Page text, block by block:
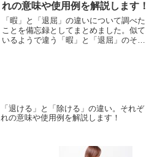
れの意味や使用例を解説します！
「暇」と「退屈」の違いについて調べた
ことを備忘録としてまとめました。似て
いるようで違う「暇」と「退屈」のそれ
「退ける」と「除ける」の違い。それぞ
れの意味や使用例を解説します！